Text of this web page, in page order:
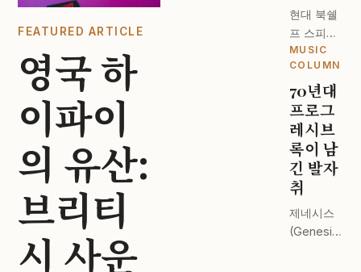
FEATURED ARTICLE
영국 하
이파이
의 유산:
브리티
시 사운
현대 북쉘
프 스피커
의 최강자
는 누구인
가? 디자
인과 사운
드 스테이
지 전격 비
교.
MUSIC
COLUMN
70년대
프로그
레시브
록이 남
긴 발자
취
제네시스
(Genesis)